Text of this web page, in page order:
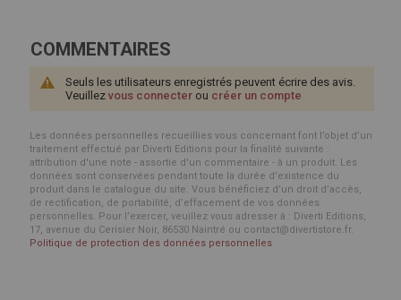
COMMENTAIRES
Seuls les utilisateurs enregistrés peuvent écrire des avis.
Veuillez vous connecter ou créer un compte
Les données personnelles recueillies vous concernant font l’objet d’un
traitement effectué par Diverti Editions pour la finalité suivante :
attribution d'une note - assortie d'un commentaire - à un produit. Les
données sont conservées pendant toute la durée d'existence du
produit dans le catalogue du site. Vous bénéficiez d’un droit d’accès,
de rectification, de portabilité, d’effacement de vos données
personnelles. Pour l’exercer, veuillez vous adresser à : Diverti Editions,
17, avenue du Cerisier Noir, 86530 Naintré ou contact@divertistore.fr.
Politique de protection des données personnelles